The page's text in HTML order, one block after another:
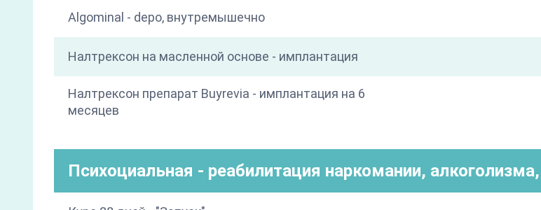
Algominal - depo, внутремышечно
Налтрексон на масленной основе - имплантация
Налтрексон препарат Buyrevia - имплантация на 6
месяцев
Психоциальная - реабилитация наркомании,